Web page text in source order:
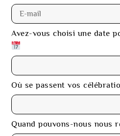
Avez-vous choisi une date
Où se passent vos
Quand pouvons-nous nous